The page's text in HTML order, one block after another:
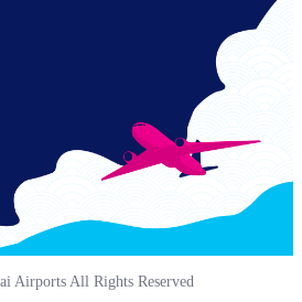
Airports All Rights Reserved